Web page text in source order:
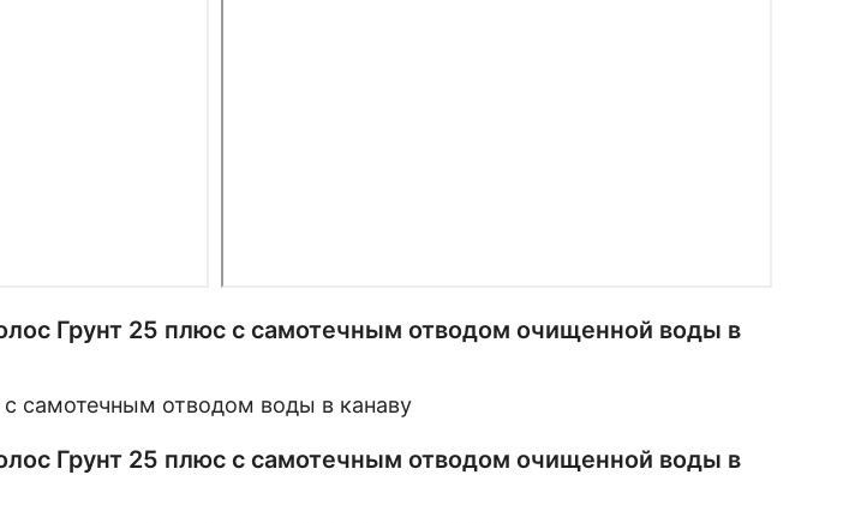
Грунт 25 плюс с самотечным отводом очищенной воды в
Грунт 25 плюс с самотечным отводом очищенной воды в